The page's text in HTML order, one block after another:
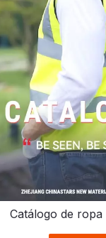
Catálogo de ropa